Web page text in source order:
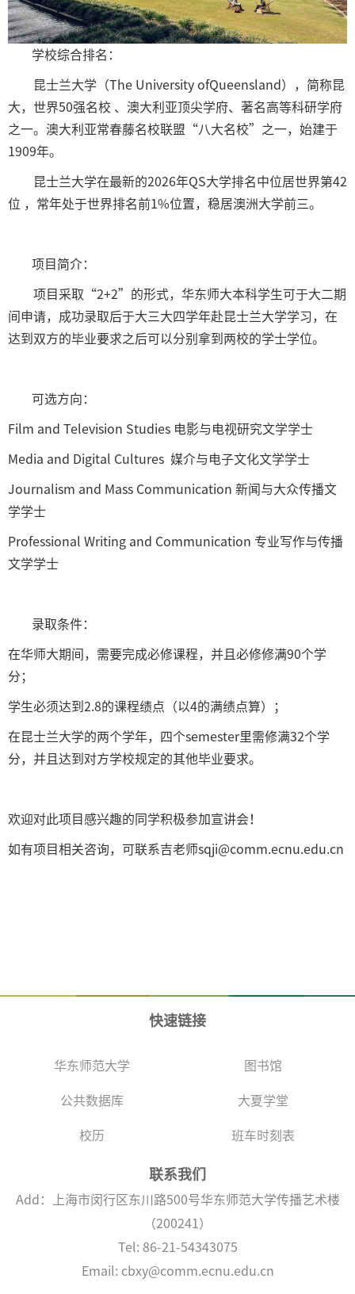
学校综合排名：
昆士兰大学（The University ofQueensland），简称昆
大，世界50强名校 、澳大利亚顶尖学府、著名高等科研学府
之一。澳大利亚常春藤名校联盟“八大名校”之一，始建于
1909年。
昆士兰大学在最新的2026年QS大学排名中位居世界第42
位 ，常年处于世界排名前1%位置，稳居澳洲大学前三。
项目简介：
项目采取“2+2”的形式，华东师大本科学生可于大二期
间申请，成功录取后于大三大四学年赴昆士兰大学学习，在
达到双方的毕业要求之后可以分别拿到两校的学士学位。
可选方向：
Film and Television Studies 电影与电视研究文学学士
Media and Digital Cultures 媒介与电子文化文学学士
Journalism and Mass Communication 新闻与大众传播文
学学士
Professional Writing and Communication 专业写作与传播
文学学士
录取条件：
在华师大期间，需要完成必修课程，并且必修修满90个学
分；
学生必须达到2.8的课程绩点（以4的满绩点算）；
在昆士兰大学的两个学年，四个semester里需修满32个学
分，并且达到对方学校规定的其他毕业要求。
欢迎对此项目感兴趣的同学积极参加宣讲会！
如有项目相关咨询，可联系吉老师sqji@comm.ecnu.edu.cn
快速链接
华东师范大学 图书馆
公共数据库 大夏学堂
校历 班车时刻表
联系我们
Add：上海市闵行区东川路500号华东师范大学传播艺术楼
（200241）
Tel: 86-21-54343075
Email: cbxy@comm.ecnu.edu.cn